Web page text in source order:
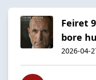
Feiret
bore
2026-04-